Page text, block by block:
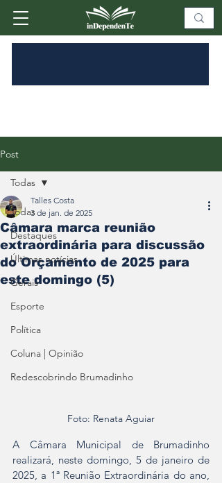
Post
Todas
Destaques
Últimas notícias
Gerais
Esporte
Política
Coluna | Opinião
Redescobrindo Brumadinho
Todas
Câmara marca reunião
extraordinária para discussão
do Orçamento de 2025 para
este domingo (5)
Talles Costa
3 de jan. de 2025
Foto: Renata Aguiar
A Câmara Municipal de Brumadinho
realizará, neste domingo, 5 de janeiro de
2025, a 1ª Reunião Extraordinária do ano,